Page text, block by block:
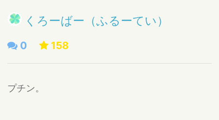
くろーばー（ふるーてい）
0 158
プチン。